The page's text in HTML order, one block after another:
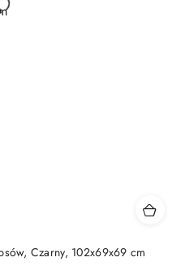
Czarny, 102x69x69 cm